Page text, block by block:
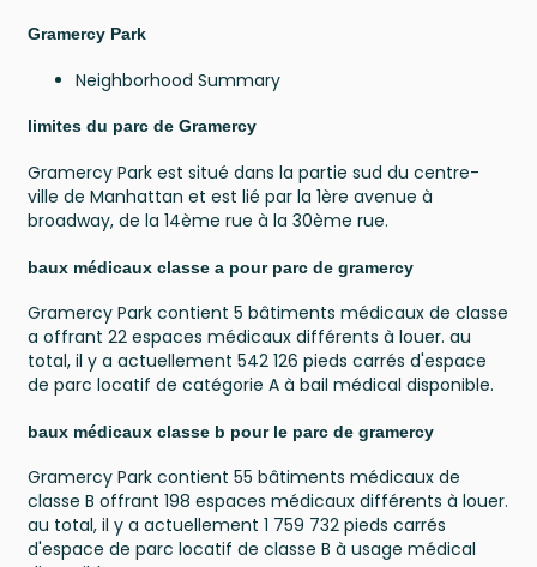
Gramercy Park
Neighborhood Summary
limites du parc de Gramercy
Gramercy Park est situé dans la partie sud du centre-
ville de Manhattan et est lié par la 1ère avenue à
broadway, de la 14ème rue à la 30ème rue.
baux médicaux classe a pour parc de gramercy
Gramercy Park contient 5 bâtiments médicaux de classe
a offrant 22 espaces médicaux différents à louer. au
total, il y a actuellement 542 126 pieds carrés d'espace
de parc locatif de catégorie A à bail médical disponible.
baux médicaux classe b pour le parc de gramercy
Gramercy Park contient 55 bâtiments médicaux de
classe B offrant 198 espaces médicaux différents à louer.
au total, il y a actuellement 1 759 732 pieds carrés
d'espace de parc locatif de classe B à usage médical